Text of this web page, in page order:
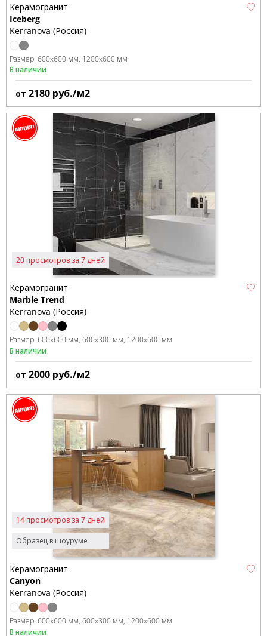
Керамогранит
Iceberg
Kerranova (Россия)
Размер: 600x600 мм 1200x600 мм
В наличии
от 2180 руб./м2
20 просмотров за 7 дней
Керамогранит
Marble Trend
Kerranova (Россия)
Размер: 600x600 мм 600x300 мм 1200x600 мм
В наличии
от 2000 руб./м2
Образец в шоуруме
14 просмотров за 7 дней
Керамогранит
Canyon
Kerranova (Россия)
Размер: 600x600 мм 600x300 мм 1200x600 мм
В наличии